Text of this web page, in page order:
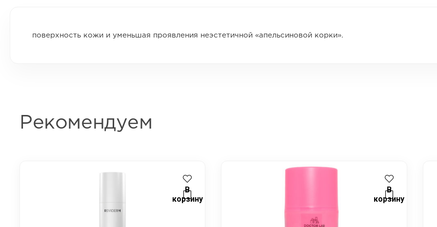
поверхность кожи и уменьшая проявления неэстетичной «апельсиновой корки».
Рекомендуем
В
корзину
В
корзину